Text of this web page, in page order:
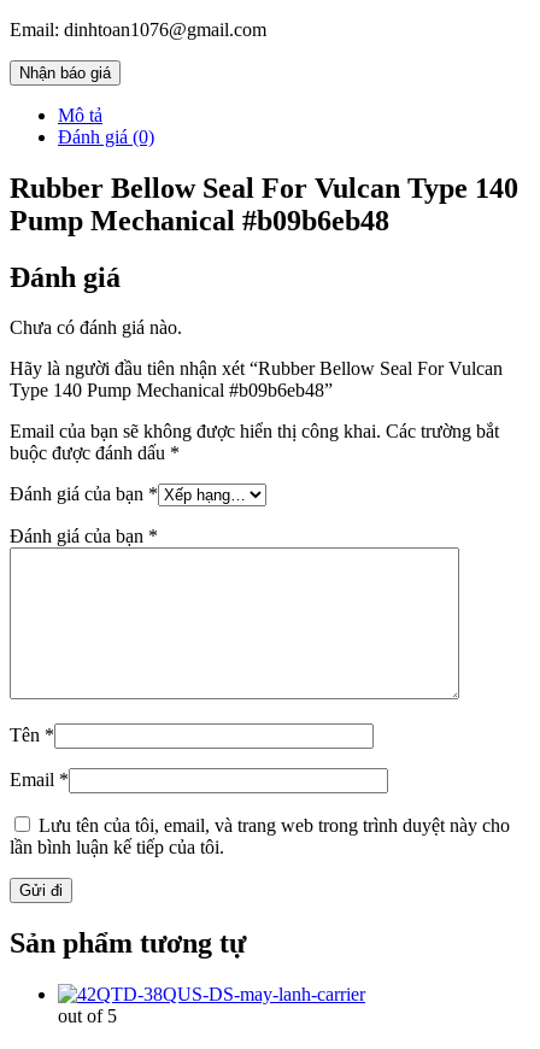
Email: dinhtoan1076@gmail.com
Nhận báo giá
Mô tả
Đánh giá (0)
Rubber Bellow Seal For Vulcan Type 140
Pump Mechanical #b09b6eb48
Đánh giá
Chưa có đánh giá nào.
Hãy là người đầu tiên nhận xét “Rubber Bellow Seal For Vulcan
Type 140 Pump Mechanical #b09b6eb48”
Email của bạn sẽ không được hiển thị công khai. Các trường bắt
buộc được đánh dấu *
Đánh giá của bạn *
Đánh giá của bạn *
Tên *
Email *
Lưu tên của tôi, email, và trang web trong trình duyệt này cho
lần bình luận kế tiếp của tôi.
Sản phẩm tương tự
out of 5